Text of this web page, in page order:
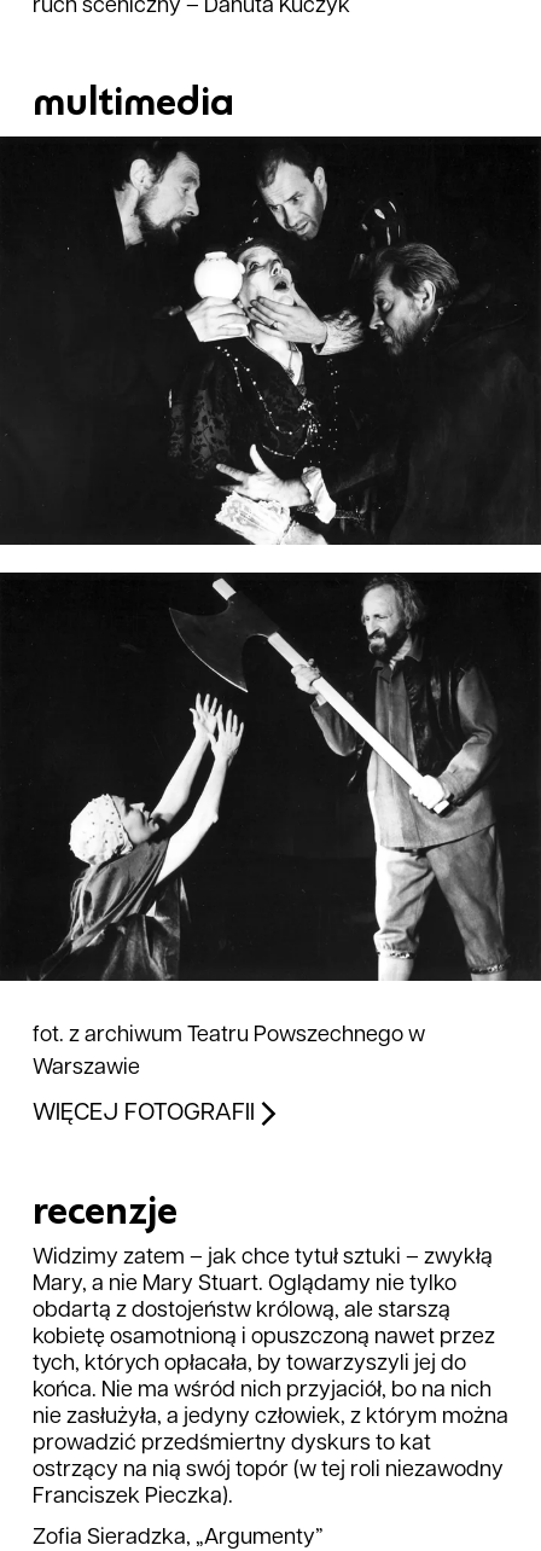
ruch sceniczny – Danuta Kuczyk
multimedia
fot. z archiwum Teatru Powszechnego w
Warszawie
WIĘCEJ FOTOGRAFII
recenzje
Widzimy zatem – jak chce tytuł sztuki – zwykłą
Mary, a nie Mary Stuart. Oglądamy nie tylko
obdartą z dostojeństw królową, ale starszą
kobietę osamotnioną i opuszczoną nawet przez
tych, których opłacała, by towarzyszyli jej do
końca. Nie ma wśród nich przyjaciół, bo na nich
nie zasłużyła, a jedyny człowiek, z którym można
prowadzić przedśmiertny dyskurs to kat
ostrzący na nią swój topór (w tej roli niezawodny
Franciszek Pieczka).
Zofia Sieradzka, „Argumenty”